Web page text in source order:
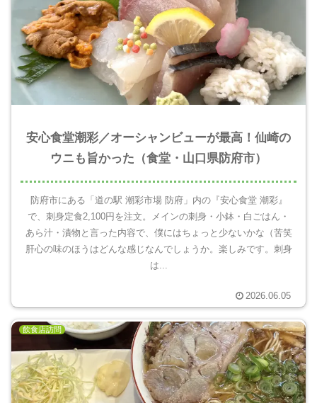
安心食堂潮彩／オーシャンビューが最高！仙崎の
ウニも旨かった（食堂・山口県防府市）
防府市にある「道の駅 潮彩市場 防府」内の『安心食堂 潮彩』
で、刺身定食2,100円を注文。メインの刺身・小鉢・白ごはん・
あら汁・漬物と言った内容で、僕にはちょっと少ないかな（苦笑
肝心の味のほうはどんな感じなんでしょうか。楽しみです。刺身
は...
2026.06.05
飲食店訪問